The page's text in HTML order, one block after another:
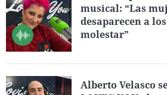
musical: “Las
desaparecen a
molestar”
Alberto Velasco